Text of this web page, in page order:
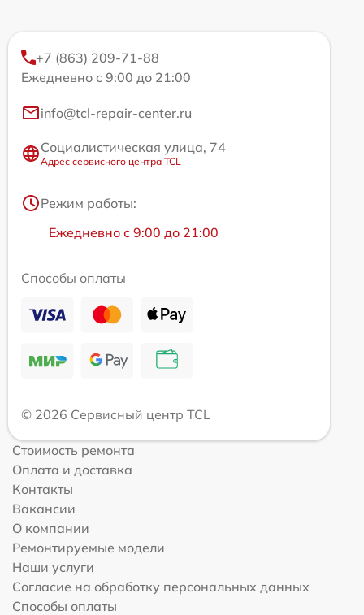
+7 (863) 209-71-88
Ежедневно с 9:00 до 21:00
info@tcl-repair-center.ru
Социалистическая улица, 74
Адрес сервисного центра TCL
Режим работы:
Ежедневно с 9:00 до 21:00
Способы оплаты
© 2026 Сервисный центр TCL
Стоимость ремонта
Оплата и доставка
Контакты
Вакансии
О компании
Ремонтируемые модели
Наши услуги
Согласие на обработку персональных данных
Способы оплаты